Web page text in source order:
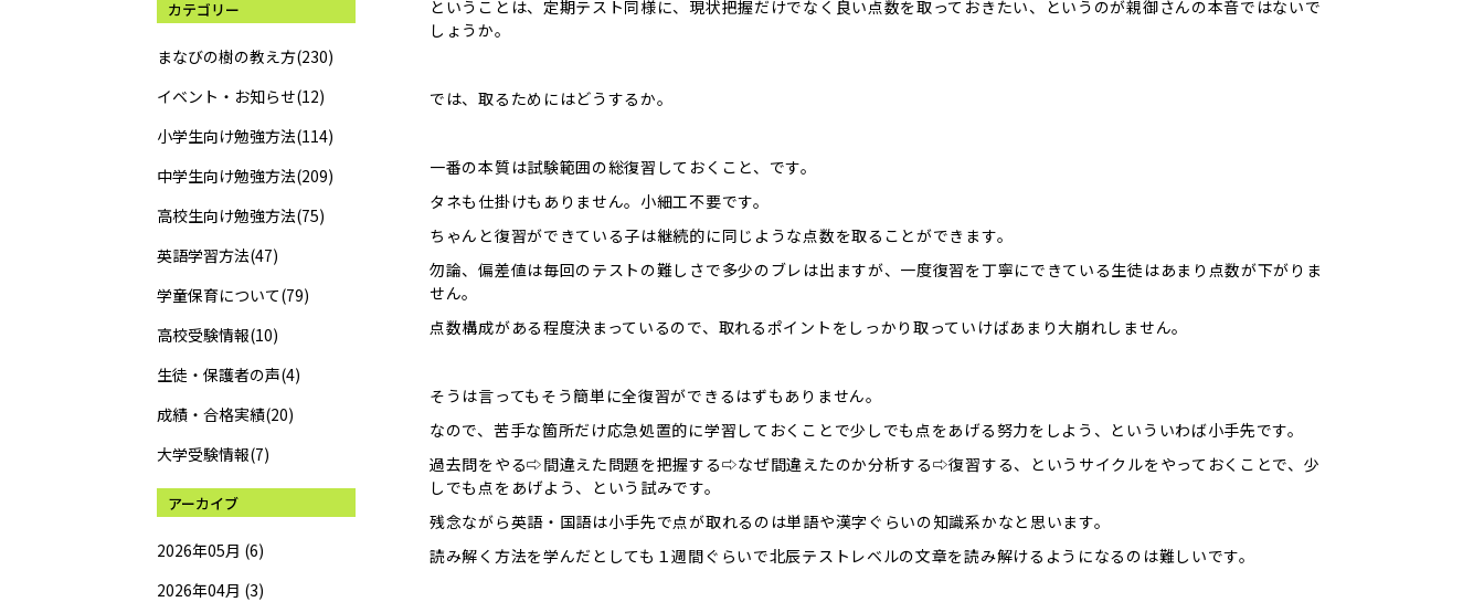
カテゴリー
まなびの樹の教え方(230)
イベント・お知らせ(12)
小学生向け勉強方法(114)
中学生向け勉強方法(209)
高校生向け勉強方法(75)
英語学習方法(47)
学童保育について(79)
高校受験情報(10)
生徒・保護者の声(4)
成績・合格実績(20)
大学受験情報(7)
アーカイブ
2026年05月 (6)
2026年04月 (3)
ということは、定期テスト同様に、現状把握だけでなく良い点数を取っておきたい、というのが親御さんの本音ではないで
しょうか。
では、取るためにはどうするか。
一番の本質は試験範囲の総復習しておくこと、です。
タネも仕掛けもありません。小細工不要です。
ちゃんと復習ができている子は継続的に同じような点数を取ることができます。
勿論、偏差値は毎回のテストの難しさで多少のブレは出ますが、一度復習を丁寧にできている生徒はあまり点数が下がりま
せん。
点数構成がある程度決まっているので、取れるポイントをしっかり取っていけばあまり大崩れしません。
そうは言ってもそう簡単に全復習ができるはずもありません。
なので、苦手な箇所だけ応急処置的に学習しておくことで少しでも点をあげる努力をしよう、といういわば小手先です。
過去問をやる⇨間違えた問題を把握する⇨なぜ間違えたのか分析する⇨復習する、というサイクルをやっておくことで、少
しでも点をあげよう、という試みです。
残念ながら英語・国語は小手先で点が取れるのは単語や漢字ぐらいの知識系かなと思います。
読み解く方法を学んだとしても１週間ぐらいで北辰テストレベルの文章を読み解けるようになるのは難しいです。